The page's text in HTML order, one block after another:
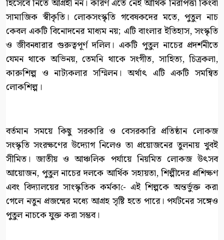
হিসেবে নিতে আগ্রহী নন। কারণ এতে নেই আর্থিক নিরাপত্তা কিংবা
সামাজিক স্বীকৃতি। লোকসংস্কৃতি গবেষকদের মতে, পুতুল নাচ
কেবল একটি বিনোদনের মাধ্যম নয়; এটি বাংলার ইতিহাস, সংস্কৃতি
ও জীবনধারার গুরুত্বপূর্ণ দলিল। একটি পুতুল নাচের প্রদর্শনীতে
যেমন থাকে অভিনয়, তেমনি থাকে সংগীত, সাহিত্য, চিত্রকলা,
কারুশিল্প ও নাট্যকলার সম্মিলন। অর্থাৎ এটি একটি সমন্বিত
লোকশিল্প।
বর্তমান সময়ে কিছু সরকারি ও বেসরকারি প্রতিষ্ঠান লোকজ
সংস্কৃতি সংরক্ষণের উদ্যোগ নিলেও তা প্রয়োজনের তুলনায় খুবই
সীমিত। জাতীয় ও আঞ্চলিক পর্যায়ে নিয়মিত লোকজ উৎসব
আয়োজন, পুতুল নাচের দলকে আর্থিক সহায়তা, শিল্পীদের প্রশিক্ষণ
এবং বিদ্যালয়ের সাংস্কৃতিক কর্মকা-ে এই শিল্পকে অন্তর্ভুক্ত করা
গেলে নতুন প্রজন্মের মধ্যে আগ্রহ সৃষ্টি হতে পারে। পর্যটনের সঙ্গেও
পুতুল নাচকে যুক্ত করা সম্ভব।